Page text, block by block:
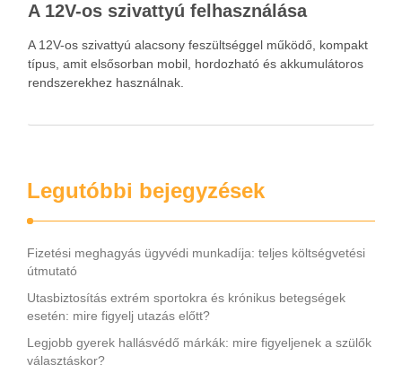
A 12V-os szivattyú felhasználása
A 12V-os szivattyú alacsony feszültséggel működő, kompakt
típus, amit elsősorban mobil, hordozható és akkumulátoros
rendszerekhez használnak.
Legutóbbi bejegyzések
Fizetési meghagyás ügyvédi munkadíja: teljes költségvetési
útmutató
Utasbiztosítás extrém sportokra és krónikus betegségek
esetén: mire figyelj utazás előtt?
Legjobb gyerek hallásvédő márkák: mire figyeljenek a szülők
választáskor?